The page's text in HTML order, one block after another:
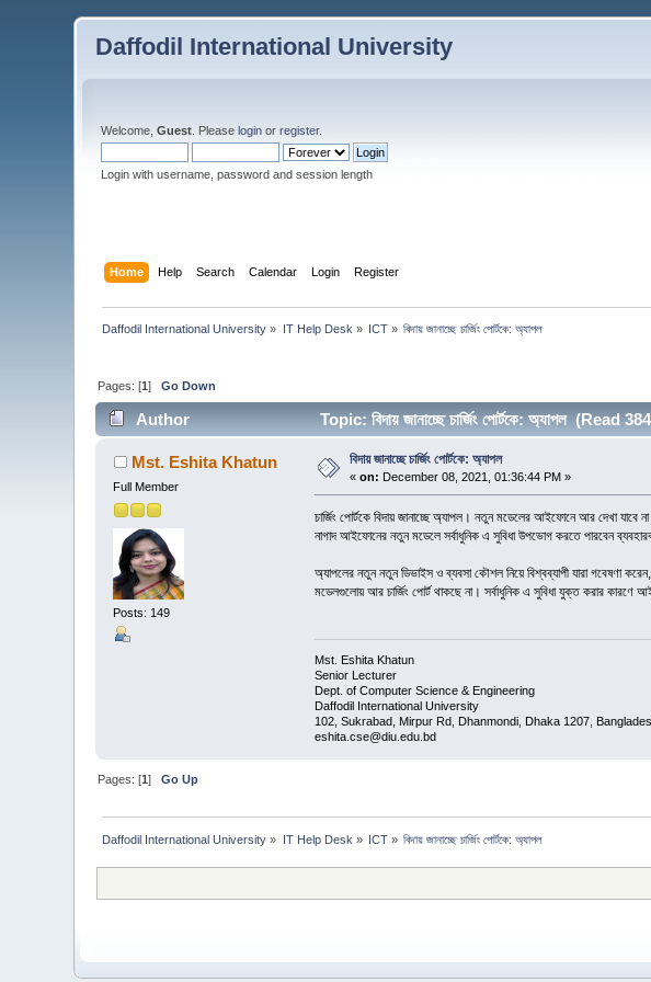
Daffodil International University
Welcome,Guest . Pleaselogin orregister.
Login with username, password and session length
Home Help Search Calendar Login Register
Daffodil International University » IT Help Desk » ICT » বিদায় জানাচ্ছে চার্জিং পোর্টকে: অ্যাপল
Pages: [1]Go Down
Author Topic: বিদায় জানাচ্ছে চার্জিং পোর্টকে: অ্যাপল (Read
Mst. Eshita Khatun
Full Member
Posts: 149
বিদায় জানাচ্ছে চার্জিং পোর্টকে: অ্যাপল
«on: December 08, 2021, 01:36:44 PM »
চার্জিং পোর্টকে বিদায় জানাচ্ছে অ্যাপল। নতুন মডেলের আইফোনে আর দেখা যাবে
নাগাদ আইফোনের নতুন মডেলে সর্বাধুনিক এ সুবিধা উপভোগ করতে পারবেন
অ্যাপলের নতুন নতুন ডিভাইস ও ব্যবসা কৌশল নিয়ে বিশ্বব্যাপী যারা গবেষণা
মডেলগুলোয় আর চার্জিং পোর্ট থাকছে না। সর্বাধুনিক এ সুবিধা যুক্ত করার কারণে
Mst. Eshita Khatun
Senior Lecturer
Dept. of Computer Science & Engineering
Daffodil International University
102, Sukrabad, Mirpur Rd, Dhanmondi, Dhaka 1207,
eshita.cse@diu.edu.bd
Pages: [1]Go Up
Daffodil International University » IT Help Desk » ICT » বিদায় জানাচ্ছে চার্জিং পোর্টকে: অ্যাপল